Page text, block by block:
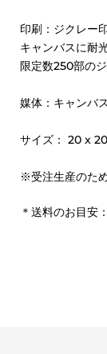
印刷：ジクレー
キャンバスに耐
限定数250部の
媒体：キャンバス
サイズ： 20 x
※受注生産のた
＊送料のお目安